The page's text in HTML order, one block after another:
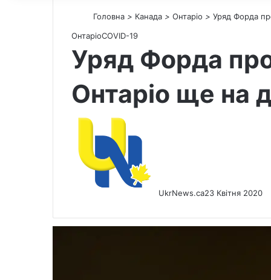
Головна > Канада > Онтаріо > Уряд Форда
ОнтаріоСOVID-19
Уряд Форда
Онтаріо ще на
UkrNews.ca23 Квітня 2020